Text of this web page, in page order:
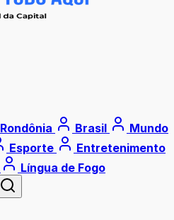
Rondônia Brasil
Mundo
Esporte
Entretenimento
Língua de Fogo